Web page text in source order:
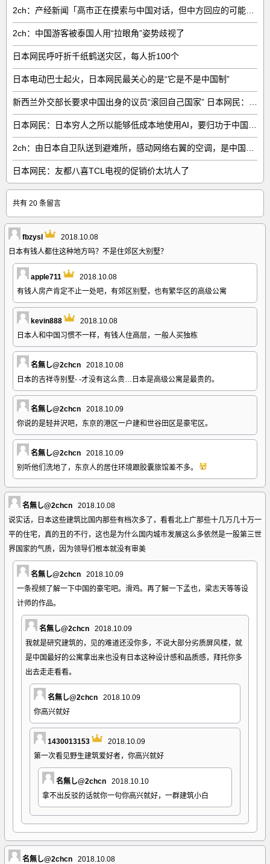
2ch：中国游客被泰国人用“拉眼角”姿势歧视了
日本网民呼吁折千纸鹤送灾区，每人折100个
日本电动巴士起火，日本网民最关心的是“它是不是中国制”
日本网民：友都八喜TCL电视的促销价太坑人了
共有 20 条留言
fbzysl
2018.10.08
日本有钱人都住这种地方吗？不是住郊区大别墅？
apple711
2018.10.08
有钱人房产肯定不止一处吧，有郊区别墅，也有繁华区的高级公寓
kevin888
2018.10.08
日本人和中国习惯不一样，有钱人住高层，一般人买独栋
名無し@2chcn
2018.10.08
日本的吉祥寺别墅- -才没有这么贵…日本是高级公寓是最贵的。
名無し@2chcn
2018.10.09
你说的是轻井沢吧，东京的港区一户建和世谷田区是豪宅区。
名無し@2chcn
2018.10.09
别听他们洗地了，东京人的居住环境跟胶囊旅馆差不多。
名無し@2chcn
2018.10.08
说实话，日本这些建筑比国内那些有档次多了，看看北上广那些十几万几十万一
平的住宅，真的丑的不行，这也是为什么国内城市发展这么多依然是一股第三世
界国家的气质，因为领导们根本就没有审美
名無し@2chcn
2018.10.09
一条视频了解一下中国的豪宅吧。滑鸡。再了解一下孟也，梁志天等等设
计师的作品。
名無し@2chcn
2018.10.09
我就是研究建筑的，见的难道还没你多，不说大部分劣质屏风楼，就
是中国最好的公寓拿出来也没有日本这种设计感和品质感，拜托你多
出去走走看看。
名無し@2chcn
2018.10.09
你高兴就好
1430013153
2018.10.09
第一次看见野生建筑爱好者，你高兴就好
名無し@2chcn
2018.10.10
拿不出反驳的话就你一句你高兴就好，一群建筑小白
名無し@2chcn 2018.10.08